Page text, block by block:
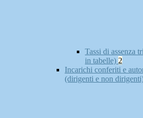
Tassi di assenza
in tabelle) 2
Incarichi conferiti e
(dirigenti e non